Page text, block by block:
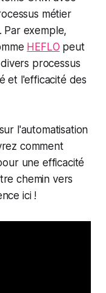
métier
exemple,
HEFLO peut
processus
et l'efficacité des
l'automatisation
comment
une efficacité
chemin vers
ici !